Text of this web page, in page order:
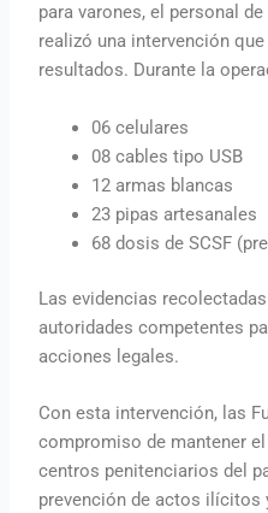
para varones, el personal
realizó una intervención
resultados. Durante la
06 celulares
08 cables tipo USB
12 armas blancas
23 pipas artesanales
68 dosis de SCSF
Las evidencias
autoridades competentes
acciones legales.
Con esta intervención, las
compromiso de mantener
centros penitenciarios del
prevención de actos ilícitos